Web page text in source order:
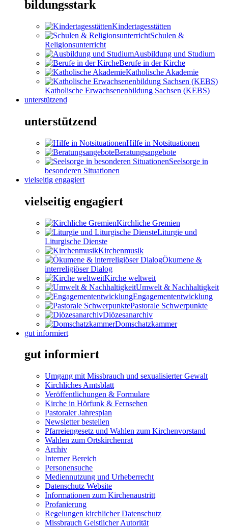
bildungsstark
Kindertagesstätten
Schulen &
Religionsunterricht
Ausbildung und Studium
Berufe in der Kirche
Katholische Akademie
Katholische Erwachsenenbildung Sachsen (KEBS)
unterstützend
unterstützend
Hilfe in Notsituationen
Beratungsangebote
Seelsorge in
besonderen Situationen
vielseitig engagiert
vielseitig engagiert
Kirchliche Gremien
Liturgie und
Liturgische Dienste
Kirchenmusik
Ökumene &
interreligiöser Dialog
Kirche weltweit
Umwelt & Nachhaltigkeit
Engagemententwicklung
Pastorale Schwerpunkte
Diözesanarchiv
Domschatzkammer
gut informiert
gut informiert
Umgang mit Missbrauch und sexualisierter Gewalt
Kirchliches Amtsblatt
Veröffentlichungen & Formulare
Kirche in Hörfunk & Fernsehen
Pastoraler Jahresplan
Newsletter bestellen
Pfarreiengesetz und Wahlen zum Kirchenvorstand
Wahlen zum Ortskirchenrat
Archiv
Interner Bereich
Personensuche
Mediennutzung und Urheberrecht
Datenschutz Website
Informationen zum Kirchenaustritt
Profanierung
Regelungen kirchlicher Datenschutz
Missbrauch Geistlicher Autorität